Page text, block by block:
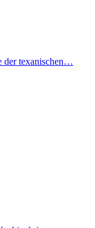
der texanischen…